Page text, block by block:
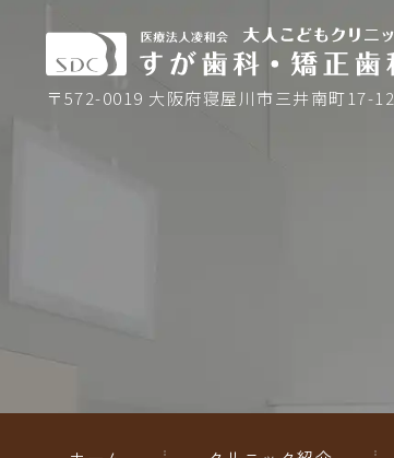
〒572-0019 大阪府寝屋川市三井南町17-12